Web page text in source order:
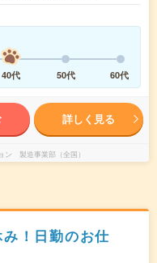
40代 50代 60代
詳しく見る
ン 製造事業部（全国）
！日勤のお仕